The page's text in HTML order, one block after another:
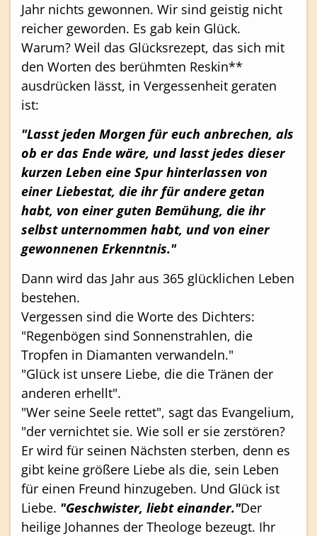
Jahr nichts gewonnen. Wir sind geistig nicht
reicher geworden. Es gab kein Glück.
Warum? Weil das Glücksrezept, das sich mit
den Worten des berühmten Reskin**
ausdrücken lässt, in Vergessenheit geraten
ist:
"Lasst jeden Morgen für euch anbrechen, als
ob er das Ende wäre, und lasst jedes dieser
kurzen Leben eine Spur hinterlassen von
einer Liebestat, die ihr für andere getan
habt, von einer guten Bemühung, die ihr
selbst unternommen habt, und von einer
gewonnenen Erkenntnis."
Dann wird das Jahr aus 365 glücklichen Leben
bestehen.
Vergessen sind die Worte des Dichters:
"Regenbögen sind Sonnenstrahlen, die
Tropfen in Diamanten verwandeln."
"Glück ist unsere Liebe, die die Tränen der
anderen erhellt".
"Wer seine Seele rettet", sagt das Evangelium,
"der vernichtet sie. Wie soll er sie zerstören?
Er wird für seinen Nächsten sterben, denn es
gibt keine größere Liebe als die, sein Leben
für einen Freund hinzugeben. Und Glück ist
Liebe. "Geschwister, liebt einander."Der
heilige Johannes der Theologe bezeugt. Ihr